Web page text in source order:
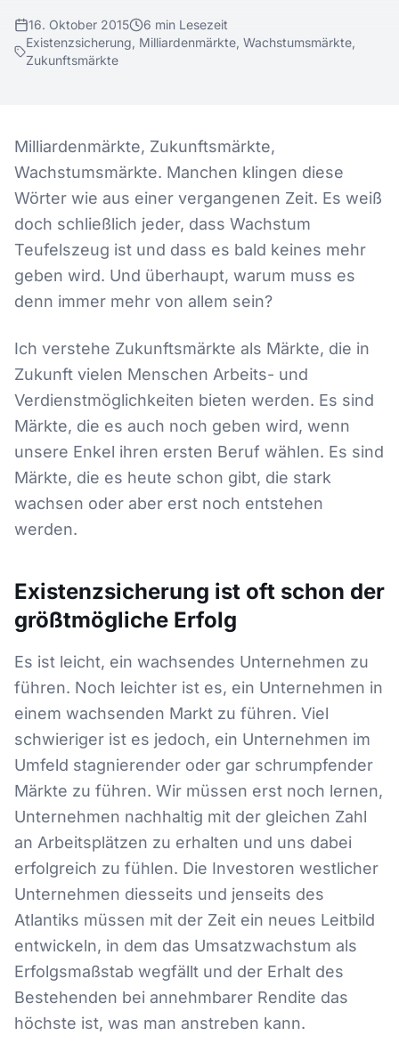
16. Oktober 2015 6 min Lesezeit
Existenzsicherung, Milliardenmärkte, Wachstumsmärkte,
Zukunftsmärkte
Milliardenmärkte, Zukunftsmärkte,
Wachstumsmärkte. Manchen klingen diese
Wörter wie aus einer vergangenen Zeit. Es weiß
doch schließlich jeder, dass Wachstum
Teufelszeug ist und dass es bald keines mehr
geben wird. Und überhaupt, warum muss es
denn immer mehr von allem sein?
Ich verstehe Zukunftsmärkte als Märkte, die in
Zukunft vielen Menschen Arbeits- und
Verdienstmöglichkeiten bieten werden. Es sind
Märkte, die es auch noch geben wird, wenn
unsere Enkel ihren ersten Beruf wählen. Es sind
Märkte, die es heute schon gibt, die stark
wachsen oder aber erst noch entstehen
werden.
Existenzsicherung ist oft schon der
größtmögliche Erfolg
Es ist leicht, ein wachsendes Unternehmen zu
führen. Noch leichter ist es, ein Unternehmen in
einem wachsenden Markt zu führen. Viel
schwieriger ist es jedoch, ein Unternehmen im
Umfeld stagnierender oder gar schrumpfender
Märkte zu führen. Wir müssen erst noch lernen,
Unternehmen nachhaltig mit der gleichen Zahl
an Arbeitsplätzen zu erhalten und uns dabei
erfolgreich zu fühlen. Die Investoren westlicher
Unternehmen diesseits und jenseits des
Atlantiks müssen mit der Zeit ein neues Leitbild
entwickeln, in dem das Umsatzwachstum als
Erfolgsmaßstab wegfällt und der Erhalt des
Bestehenden bei annehmbarer Rendite das
höchste ist, was man anstreben kann.